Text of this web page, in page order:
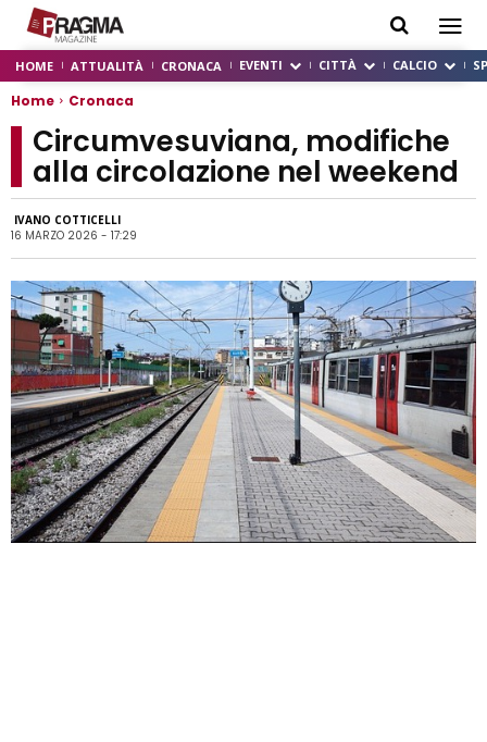
HOME ATTUALITÀ CRONACA EVENTI CITTÀ CALCIO
Home Cronaca
Circumvesuviana, modifiche
alla circolazione nel weekend
IVANO COTTICELLI
16 MARZO 2026 - 17:29